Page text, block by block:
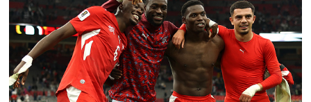
RU
UA
Categories
Головна